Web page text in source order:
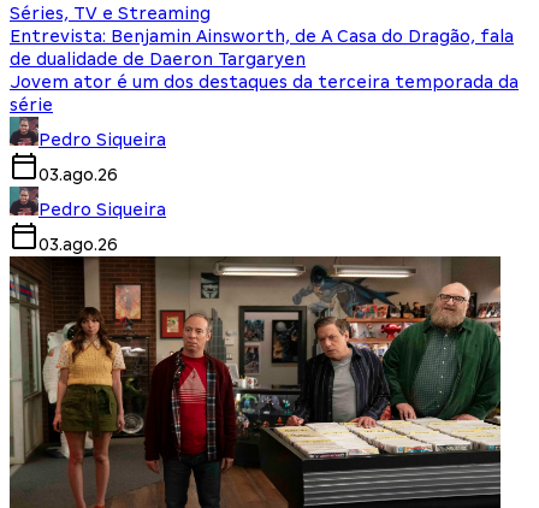
Séries, TV e Streaming
Entrevista: Benjamin Ainsworth, de A Casa do Dragão, fala
de dualidade de Daeron Targaryen
Jovem ator é um dos destaques da terceira temporada da
série
Pedro Siqueira
03.ago.26
Pedro Siqueira
03.ago.26